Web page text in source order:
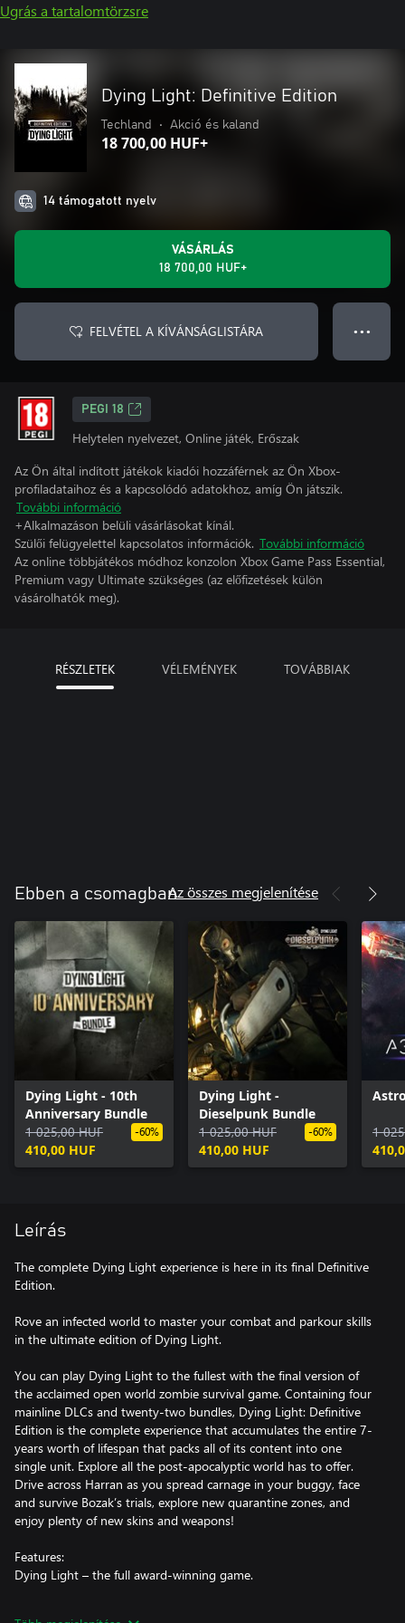
Ugrás a tartalomtörzsre
Dying Light: Definitive Edition
Techland • Akció és kaland
18 700,00 HUF+
14 támogatott nyelv
VÁSÁRLÁS
18 700,00 HUF+
FELVÉTEL A KÍVÁNSÁGLISTÁRA ● ● ●
PEGI 18
Helytelen nyelvezet, Online játék, Erőszak
Az Ön által indított játékok kiadói hozzáférnek az Ön Xbox-
profiladataihoz és a kapcsolódó adatokhoz, amíg Ön játszik.
További információ
+Alkalmazáson belüli vásárlásokat kínál.
Szülői felügyelettel kapcsolatos információk. További információ
Az online többjátékos módhoz konzolon Xbox Game Pass Essential,
Premium vagy Ultimate szükséges (az előfizetések külön
vásárolhatók meg).
RÉSZLETEK VÉLEMÉNYEK TOVÁBBIAK
Ebben a csomagbanAz összes megjelenítése
Dying Light - 10th
Anniversary Bundle
1 025,00 HUF
410,00 HUF
-60%
Dying Light -
Dieselpunk Bundle
1 025,00 HUF
410,00 HUF
-60%
1
Leírás
The complete Dying Light experience is here in its final Definitive
Edition.
Rove an infected world to master your combat and parkour skills
in the ultimate edition of Dying Light.
You can play Dying Light to the fullest with the final version of
the acclaimed open world zombie survival game. Containing four
mainline DLCs and twenty-two bundles, Dying Light: Definitive
Edition is the complete experience that accumulates the entire 7-
years worth of lifespan that packs all of its content into one
single unit. Explore all the post-apocalyptic world has to offer.
Drive across Harran as you spread carnage in your buggy, face
and survive Bozak’s trials, explore new quarantine zones, and
enjoy plenty of new skins and weapons!
Features:
Dying Light – the full award-winning game.